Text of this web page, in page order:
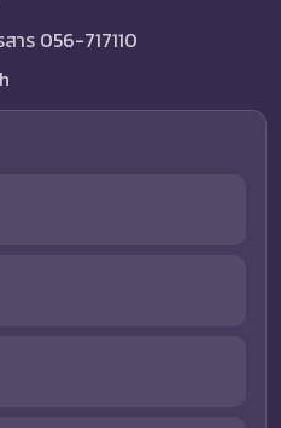
าร 056-717110